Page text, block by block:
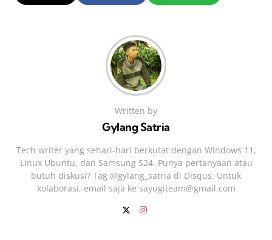
Written by
Gylang Satria
Tech writer yang sehari‑hari berkutat dengan Windows 11,
Linux Ubuntu, dan Samsung S24. Punya pertanyaan atau
butuh diskusi? Tag @gylang_satria di Disqus. Untuk
kolaborasi, email saja ke sayugiteam@gmail.com